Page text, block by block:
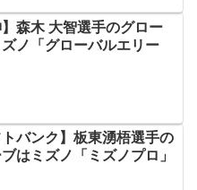
】森木 大智選手のグロー
ノ「グローバルエリー
トバンク】板東湧梧選手の
はミズノ「ミズノプロ」